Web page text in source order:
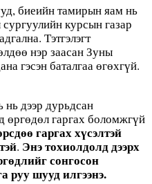
биеийн тамирын яам нь
курсын газар
Тэтгэлэгт
нэр заасан Зуны
гэсэн баталгаа өгөхгүй.
нь дээр дурьдсан
өргөдөл гаргах боломжгүй
рсдөө гаргаххүсэлтэй
. Энэ тохиолдолд дээрх
өдлийг сонгосон
руу шууд илгээнэ.